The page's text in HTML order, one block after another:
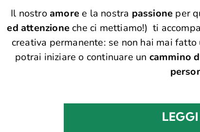
Il nostro amoree la nostra passione per
ed attenzione che ci mettiamo!) ti
creativa permanente: se non hai mai
potrai iniziare o continuare un cammino